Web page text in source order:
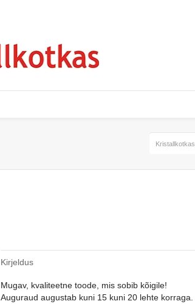
Kristallkotkas
Kirjeldus
Mugav, kvaliteetne toode, mis sobib kõigile!
Auguraud augustab kuni 15 kuni 20 lehte korraga.